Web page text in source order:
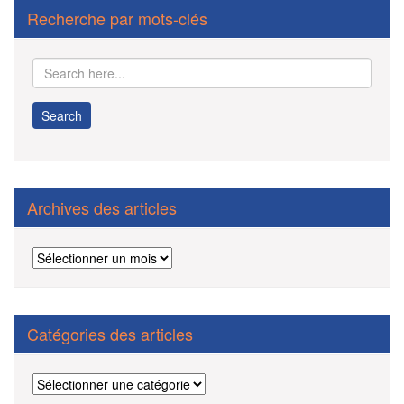
de
l’article
Recherche par mots-clés
Archives des articles
Archives
des
Catégories des articles
Catégories
des